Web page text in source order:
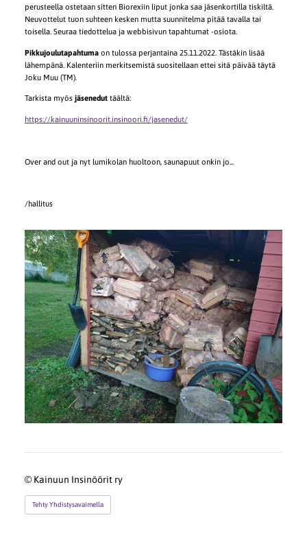
perusteella ostetaan sitten Biorexiin liput jonka saa jäsenkortilla tiskiltä.
Neuvottelut tuon suhteen kesken mutta suunnitelma pitää tavalla tai
toisella. Seuraa tiedottelua ja webbisivun tapahtumat -osiota.
Pikkujoulutapahtumaon tulossa perjantaina 25.11.2022. Tästäkin lisää
lähempänä. Kalenteriin merkitsemistä suositellaan ettei sitä päivää täytä
Joku Muu (TM).
Tarkista myös jäsenedut täältä:
https://kainuuninsinoorit.insinoori.fi/jasenedut/
Over and out ja nyt lumikolan huoltoon, saunapuut onkin jo...
/hallitus
©Kainuun Insinöörit ry
Tehty Yhdistysavaimella